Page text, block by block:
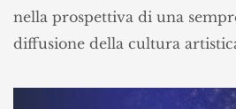
nella prospettiva di una
diffusione della cultura